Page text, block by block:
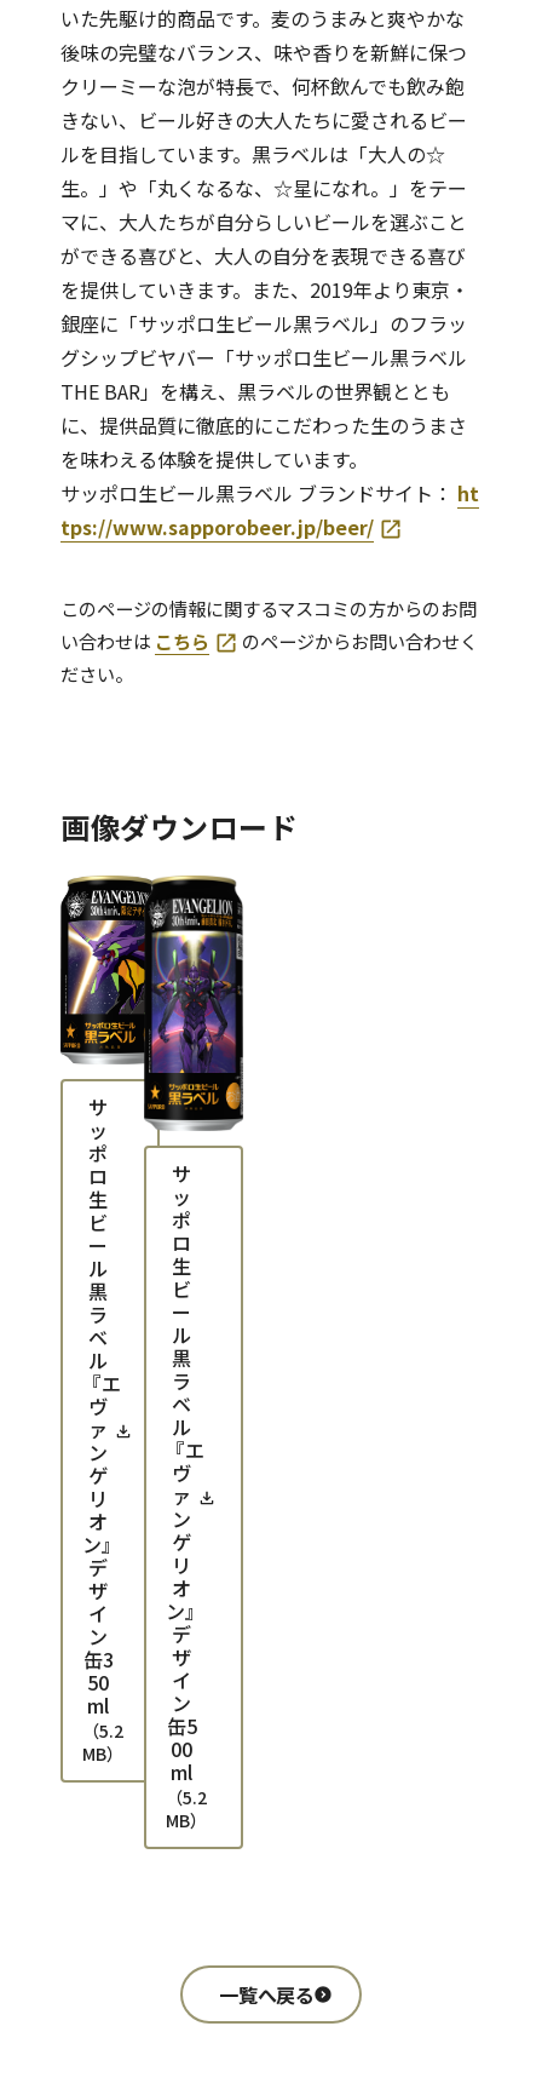
いた先駆け的商品です。麦のうまみと爽やかな
後味の完璧なバランス、味や香りを新鮮に保つ
クリーミーな泡が特長で、何杯飲んでも飲み飽
きない、ビール好きの大人たちに愛されるビー
ルを目指しています。黒ラベルは「大人の☆
生。」や「丸くなるな、☆星になれ。」をテー
マに、大人たちが自分らしいビールを選ぶこと
ができる喜びと、大人の自分を表現できる喜び
を提供していきます。また、2019年より東京・
銀座に「サッポロ生ビール黒ラベル」のフラッ
グシップビヤバー「サッポロ生ビール黒ラベル
THE BAR」を構え、黒ラベルの世界観ととも
に、提供品質に徹底的にこだわった生のうまさ
を味わえる体験を提供しています。
サッポロ生ビール黒ラベル ブランドサイト： ht
tps://www.sapporobeer.jp/beer/
このページの情報に関するマスコミの方からのお問
い合わせは こちら
のページからお問い合わせく
ださい。
画像ダウンロード
サ
ッ
ポ
ロ
生
ビ
ー
ル
黒
ラ
ベ
ル
『エ
ヴ
ァ
ン
ゲ
リ
オ
ン』
デ
ザ
イ
ン
缶3
50
ml
（5.2
MB）
サ
ッ
ポ
ロ
生
ビ
ー
ル
黒
ラ
ベ
ル
『エ
ヴ
ァ
ン
ゲ
リ
オ
ン』
デ
ザ
イ
ン
缶5
00
ml
（5.2
MB）
一覧へ戻る